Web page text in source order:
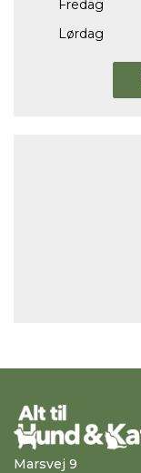
Fredag
Lørdag
Marsvej 9